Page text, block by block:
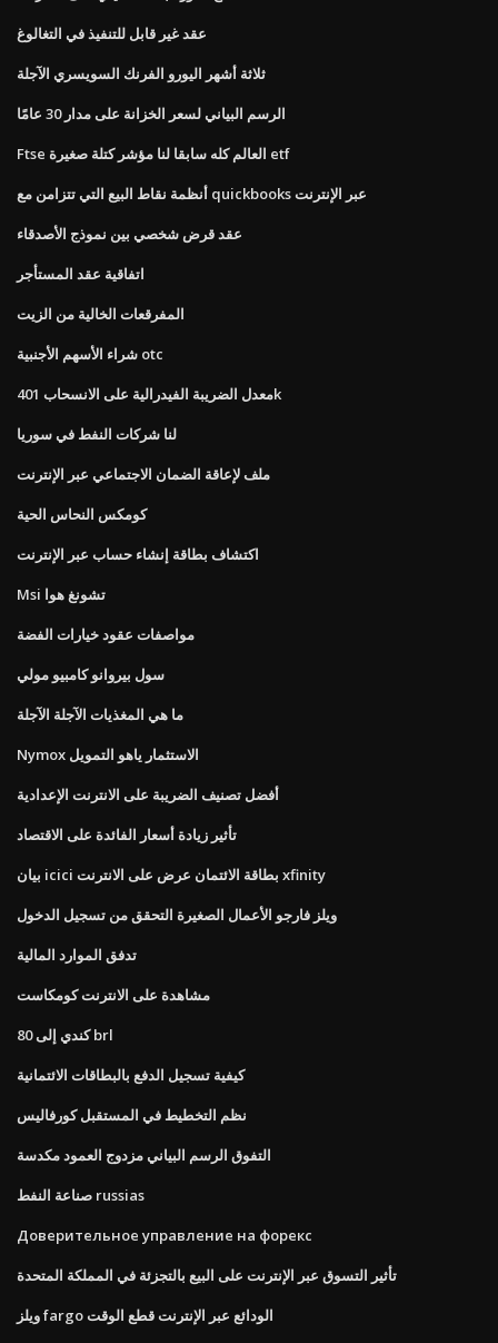
عقد غير قابل للتنفيذ في التغالوغ
ثلاثة أشهر اليورو الفرنك السويسري الآجلة
الرسم البياني لسعر الخزانة على مدار 30 عامًا
Ftse العالم كله سابقا لنا مؤشر كتلة صغيرة etf
أنظمة نقاط البيع التي تتزامن مع quickbooks عبر الإنترنت
عقد قرض شخصي بين نموذج الأصدقاء
اتفاقية عقد المستأجر
المفرقعات الخالية من الزيت
شراء الأسهم الأجنبية otc
معدل الضريبة الفيدرالية على الانسحاب 401k
لنا شركات النفط في سوريا
ملف لإعاقة الضمان الاجتماعي عبر الإنترنت
كومكس النحاس الحية
اكتشاف بطاقة إنشاء حساب عبر الإنترنت
Msi تشونغ هوا
مواصفات عقود خيارات الفضة
سول بيروانو كامبيو مولي
ما هي المغذيات الآجلة الآجلة
Nymox الاستثمار ياهو التمويل
أفضل تصنيف الضريبة على الانترنت الإعدادية
تأثير زيادة أسعار الفائدة على الاقتصاد
بيان icici بطاقة الائتمان عرض على الانترنت xfinity
ويلز فارجو الأعمال الصغيرة التحقق من تسجيل الدخول
تدفق الموارد المالية
مشاهدة على الانترنت كومكاست
80 كندي إلى brl
كيفية تسجيل الدفع بالبطاقات الائتمانية
نظم التخطيط في المستقبل كورفاليس
التفوق الرسم البياني مزدوج العمود مكدسة
صناعة النفط russias
Доверительное управление на форекс
تأثير التسوق عبر الإنترنت على البيع بالتجزئة في المملكة المتحدة
ويلز fargo الودائع عبر الإنترنت قطع الوقت